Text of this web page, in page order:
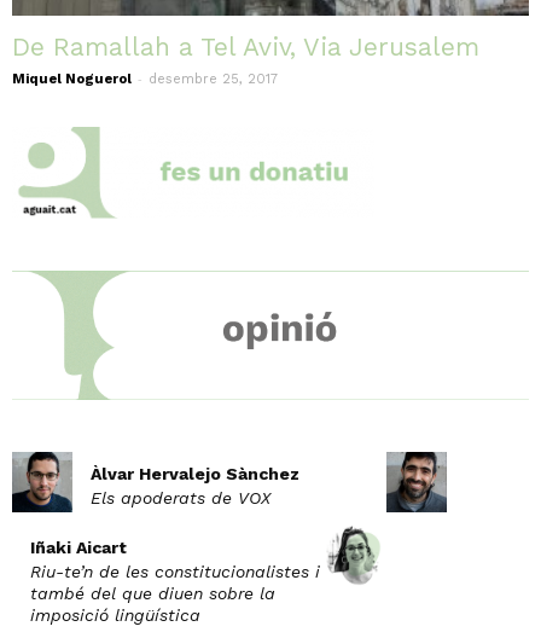
De Ramallah a Tel Aviv, Via Jerusalem
Miquel Noguerol - desembre 25, 2017
Àlvar Hervalejo Sànchez
Els apoderats de VOX
Iñaki Aicart
Riu-te’n de les constitucionalistes i
també del que diuen sobre la
imposició lingüística